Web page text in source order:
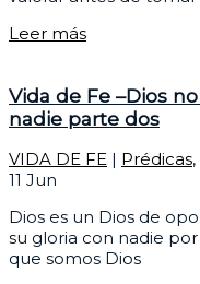
Leer más
Vida de Fe –Dios
nadie parte dos
VIDA DE FE | Prédicas,
11 Jun
Dios es un Dios de
su gloria con nadie
que somos Dios